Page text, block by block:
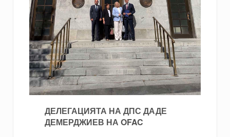
ДЕЛЕГАЦИЯТА НА ДПС ДАДЕ
ДЕМЕРДЖИЕВ НА OFAC